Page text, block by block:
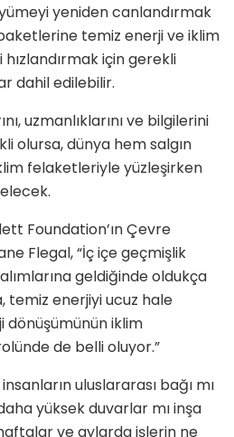
yeniden canlandırmak
temiz enerji ve iklim
için gerekli
dahil edilebilir.
uzmanlıklarını ve bilgilerini
olursa, dünya hem salgın
felaketleriyle yüzleşirken
Foundation’ın Çevre
Flegal,“İç içe geçmişlik
geldiğinde oldukça
temiz enerjiyi ucuz hale
iklim
de belli oluyor.”
uluslararası bağı mı
yüksek duvarlar mı inşa
ve aylarda işlerin ne